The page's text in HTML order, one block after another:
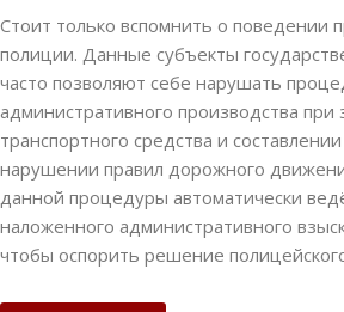
Стоит только вспомнить о поведении
полиции. Данные субъекты
часто позволяют себе нарушать
административного производства
транспортного средства и
нарушении правил дорожного
данной процедуры автоматически
наложенного административного
чтобы оспорить решение